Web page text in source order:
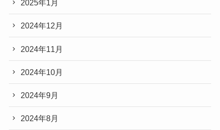
2025年1月
2024年12月
2024年11月
2024年10月
2024年9月
2024年8月